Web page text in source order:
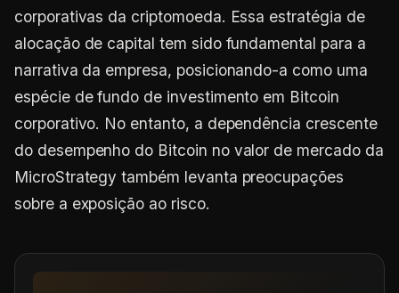
corporativas da criptomoeda. Essa estratégia de
alocação de capital tem sido fundamental para a
narrativa da empresa, posicionando-a como uma
espécie de fundo de investimento em Bitcoin
corporativo. No entanto, a dependência crescente
do desempenho do Bitcoin no valor de mercado da
MicroStrategy também levanta preocupações
sobre a exposição ao risco.